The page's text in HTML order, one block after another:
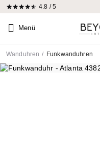
4.8 / 5
Menü
Wanduhren / Funkwanduhren